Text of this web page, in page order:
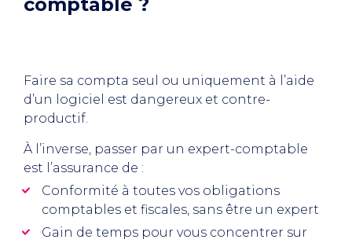
Faire sa compta seul ou uniquement à l’aide
d’un logiciel est dangereux et contre-
productif.
À l’inverse, passer par un expert-comptable
est l’assurance de :
Conformité à toutes vos obligations
comptables et fiscales, sans être un expert
Gain de temps pour vous concentrer sur